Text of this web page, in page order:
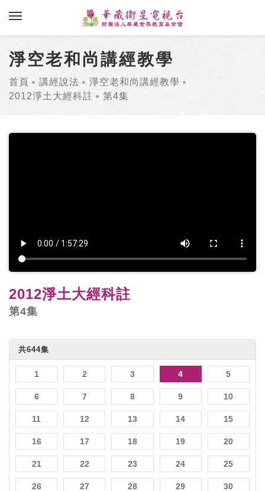
toggle navigation
淨空老和尚講經教學
首頁 講經說法
淨空老和尚講經教學
2012淨土大經科註
第4集
2012淨土大經科註
第4集
共644集
1 2 3 4 5
6 7 8 9 10
11 12 13 14 15
16 17 18 19 20
21 22 23 24 25
26 27 28 29 30